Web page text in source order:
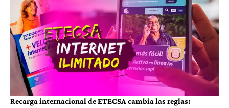
Recarga internacional de ETECSA cambia las reglas: